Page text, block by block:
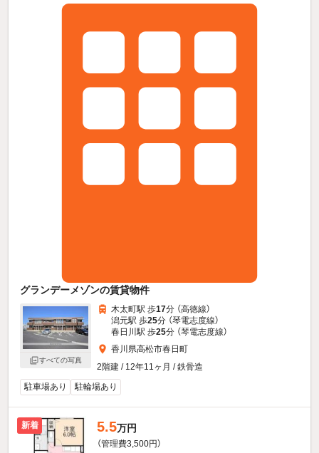
グランデーメゾンの賃貸物件
すべての写真
木太町駅 歩17分 （高徳線）
潟元駅 歩25分 （琴電志度線）
春日川駅 歩25分 （琴電志度線）
香川県高松市春日町
2階建 / 12年11ヶ月 / 鉄骨造
駐車場あり
駐輪場あり
新着 5.5万円
（管理費3,500円）